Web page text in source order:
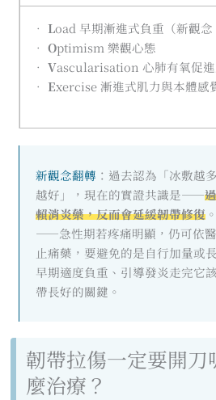
• Load 早期漸進式負重（新觀念
• Optimism 樂觀心態
• Vascularisation 心肺有氧促
• Exercise 漸進式肌力與本體感
新觀念翻轉 ：過去認為「冰敷越
越好」，現在的實證共識是——
賴消炎藥，反而會延緩韌帶修復
——急性期若疼痛明顯，仍可依
止痛藥，要避免的是自行加量或
早期適度負重、引導發炎走完它
帶長好的關鍵。
韌帶拉傷一定要開刀
麼治療？